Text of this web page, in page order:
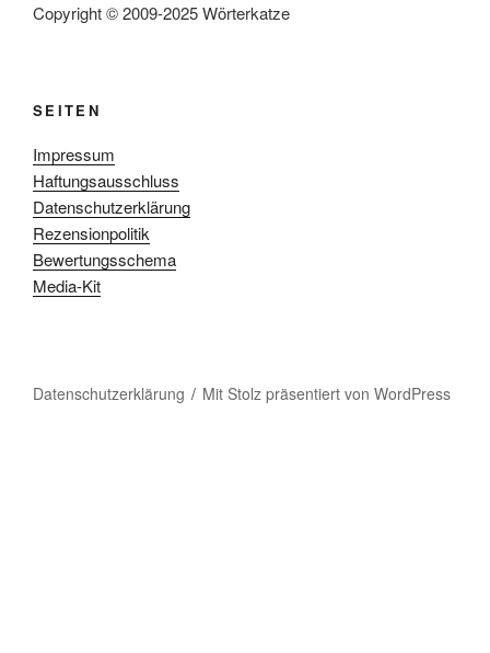
Copyright © 2009-2025 Wörterkatze
SEITEN
Impressum
Haftungsausschluss
Datenschutzerklärung
Rezensionpolitik
Bewertungsschema
Media-Kit
Datenschutzerklärung Mit Stolz präsentiert von WordPress